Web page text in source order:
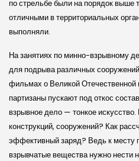
по стрельбе были на порядок выше
отличными в территориальных
выполняли.
На занятиях по минно-взрывному
для подрыва различных
фильмах о Великой Отечественной
партизаны пускают под откос
взрывное дело — тонкое
конструкций, сооружений? Как
эффективный заряд? Ведь к месту
взрывчатые вещества нужно нести